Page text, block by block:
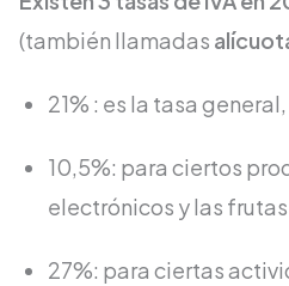
(también llamadas
21% : es la tasa
10,5%: para ciertos
electrónicos y las
27%: para ciertas